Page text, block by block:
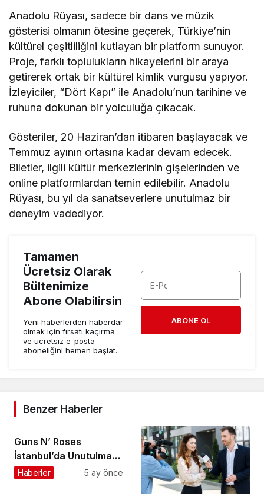
Anadolu Rüyası, sadece bir dans ve müzik
gösterisi olmanın ötesine geçerek, Türkiye’nin
kültürel çeşitliliğini kutlayan bir platform sunuyor.
Proje, farklı toplulukların hikayelerini bir araya
getirerek ortak bir kültürel kimlik vurgusu yapıyor.
İzleyiciler, “Dört Kapı” ile Anadolu’nun tarihine ve
ruhuna dokunan bir yolculuğa çıkacak.
Gösteriler, 20 Haziran’dan itibaren başlayacak ve
Temmuz ayının ortasına kadar devam edecek.
Biletler, ilgili kültür merkezlerinin gişelerinden ve
online platformlardan temin edilebilir. Anadolu
Rüyası, bu yıl da sanatseverlere unutulmaz bir
deneyim vadediyor.
Tamamen
Ücretsiz Olarak
Bültenimize
Abone Olabilirsin
Yeni haberlerden haberdar
olmak için fırsatı kaçırma
ve ücretsiz e-posta
aboneliğini hemen başlat.
ABONE OL
Benzer Haberler
Guns N’ Roses
İstanbul’da Unutulmaz
Bir Geceyle Tarihe
Haberler 5 ay önce